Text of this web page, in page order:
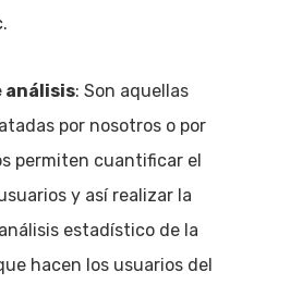
análisis: Son aquellas
por nosotros o por
permiten cuantificar el
y así realizar la
estadístico de la
hacen los usuarios del